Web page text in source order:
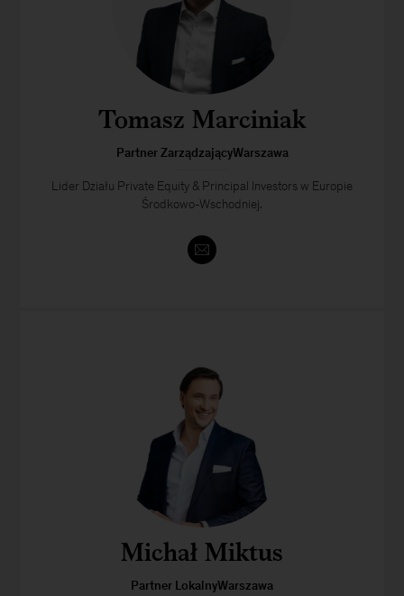
Tomasz Marciniak
Partner ZarządzającyWarszawa
Lider Działu Private Equity & Principal Investors w Europie
Środkowo-Wschodniej.
Michał Miktus
Partner LokalnyWarszawa